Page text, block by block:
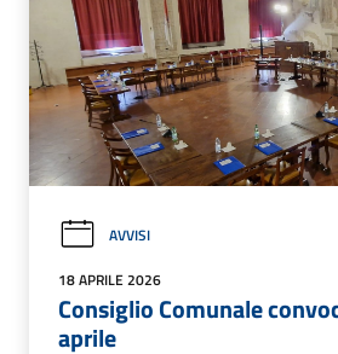
AVVISI
18 APRILE 2026
Consiglio Comunale
aprile